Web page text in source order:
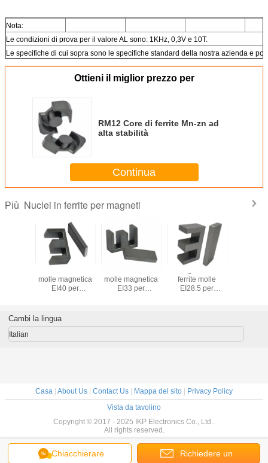
Nota:
Le condizioni di prova per il valore AL sono: 1KHz, 0,3V e 10T.
Le specifiche di cui sopra sono le specifiche standard della nostra azienda e
Ottieni il miglior prezzo per
RM12 Core di ferrite Mn-zn ad
alta stabilità
Continua
Più Nuclei in ferrite per magneti
molle magnetica
EI40 per
molle magnetica
EI33 per
ferrite molle
EI28.5 per
Chiacchierare Richiedere un
Cambi la lingua
Italian
Casa About Us Contact Us Mappa del sito
Privacy Policy
Vista da tavolino
Copyright © 2017 - 2025 IKP Electronics Co., Ltd..
All rights reserved.